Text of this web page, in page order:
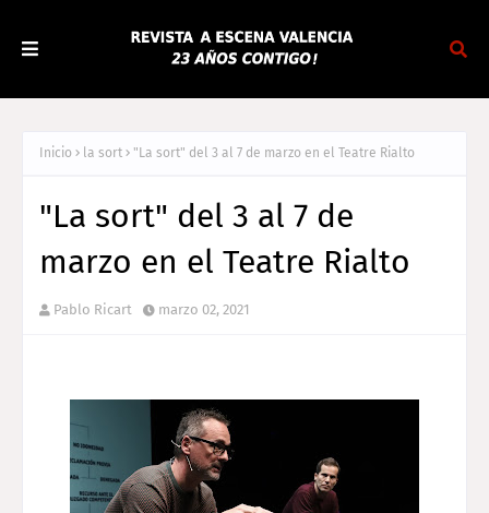
Inicio la sort "La sort" del 3 al 7 de marzo en el Teatre Rialto
"La sort" del 3 al 7 de
marzo en el Teatre Rialto
Pablo Ricart marzo 02, 2021